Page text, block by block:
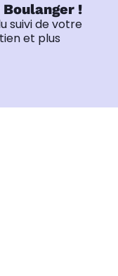
!
suivi de votre
et plus